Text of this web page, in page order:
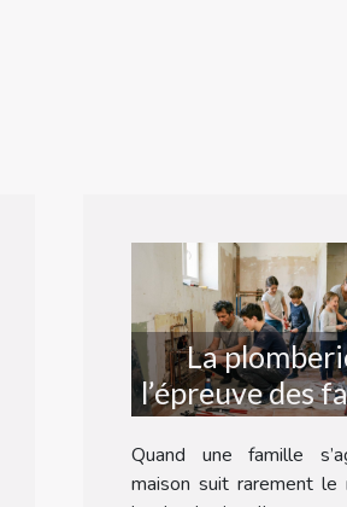
La
l’épreuve des
nombreuses
d’une
Quand une famille
maison suit rarement le